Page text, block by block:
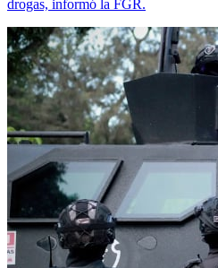
drogas, informó la FGR.